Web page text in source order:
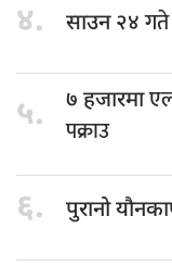
४. साउन २४
५. ७ हजारमा
पक्राउ
६. पुरानो